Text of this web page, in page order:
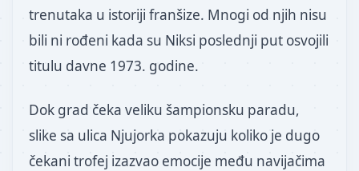
trenutaka u istoriji franšize. Mnogi od njih nisu
bili ni rođeni kada su Niksi poslednji put osvojili
titulu davne 1973. godine.
Dok grad čeka veliku šampionsku paradu,
slike sa ulica Njujorka pokazuju koliko je dugo
čekani trofej izazvao emocije među navijačima